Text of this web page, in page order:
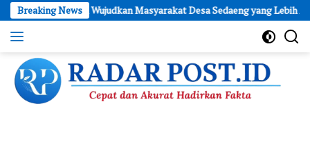
Skip
to
content
Breaking News
untuk Wujudkan Masyarakat Desa Sedaeng yang Lebih Aman
dan
Akurat
Hadirkan
Fakta